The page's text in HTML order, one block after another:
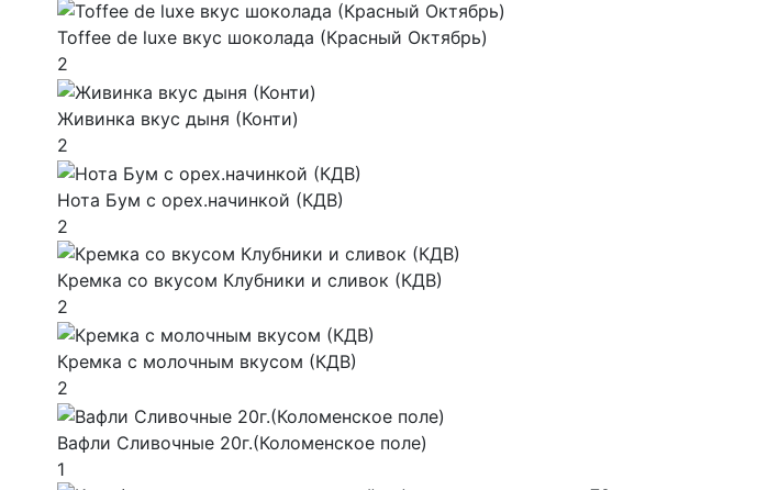
Toffee de luxe вкус шоколада (Красный Октябрь)
2
Живинка вкус дыня (Конти)
2
Нота Бум с орех.начинкой (КДВ)
2
Кремка со вкусом Клубники и сливок (КДВ)
2
Кремка с молочным вкусом (КДВ)
2
Вафли Сливочные 20г.(Коломенское поле)
1